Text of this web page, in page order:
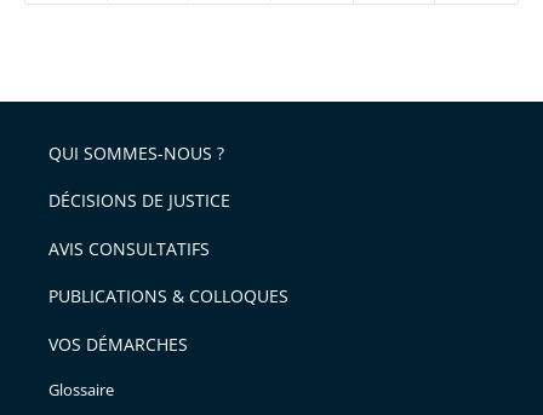
arriver
après
l'article
pour
avant
QUI SOMMES-NOUS ?
DÉCISIONS DE JUSTICE
AVIS CONSULTATIFS
PUBLICATIONS & COLLOQUES
VOS DÉMARCHES
Glossaire